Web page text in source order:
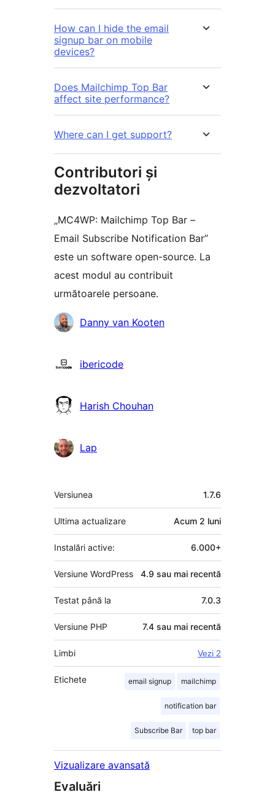
How can I hide the email
signup bar on mobile
devices?
Does Mailchimp Top Bar
affect site performance?
Where can I get support?
Contributori și
dezvoltatori
„MC4WP: Mailchimp Top Bar –
Email Subscribe Notification Bar”
este un software open-source. La
acest modul au contribuit
următoarele persoane.
ContributoriDanny van Kooten
ibericode
Harish Chouhan
Lap
Meta
Versiunea 1.7.6
Ultima actualizare Acum 2 luni
Instalări active: 6.000+
Versiune WordPress 4.9 sau mai recentă
Testat până la 7.0.3
Versiune PHP 7.4 sau mai recentă
Limbi Vezi 2
Etichete email signup mailchimp
notification bar
Subscribe Bar top bar
Vizualizare avansată
Evaluări